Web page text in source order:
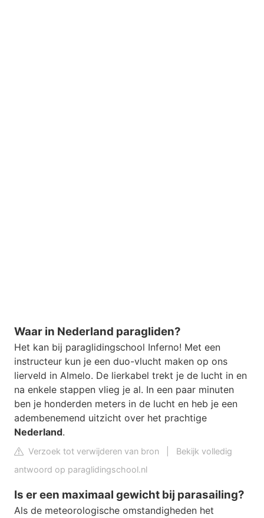
Waar in Nederland paragliden?
Het kan bij paraglidingschool Inferno! Met een
instructeur kun je een duo-vlucht maken op ons
lierveld in Almelo. De lierkabel trekt je de lucht in en
na enkele stappen vlieg je al. In een paar minuten
ben je honderden meters in de lucht en heb je een
adembenemend uitzicht over het prachtige
Nederland.
Verzoek tot verwijderen van bron
Bekijk volledig
antwoord op paraglidingschool.nl
Is er een maximaal gewicht bij parasailing?
Als de meteorologische omstandigheden het